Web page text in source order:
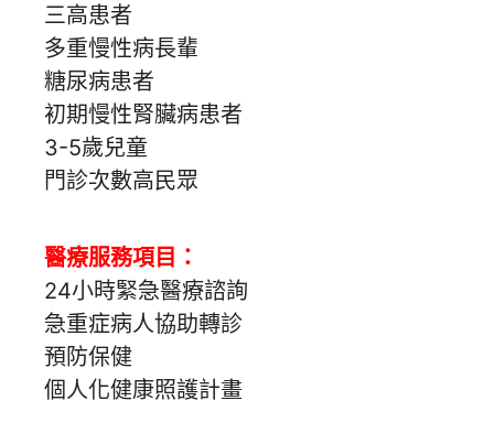
三高患者
多重慢性病長輩
糖尿病患者
初期慢性腎臟病患者
3-5歲兒童
門診次數高民眾
醫療服務項目：
24小時緊急醫療諮詢
急重症病人協助轉診
預防保健
個人化健康照護計畫